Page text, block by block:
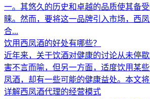
一。其悠久的历史和卓越的品质使其备
睐。然而，要将这一品牌引入市场，西
合...
饮用西凤酒的好处有哪些？
近年来，关于饮酒对健康的讨论从未停
害不言而喻，但另一方面，适度饮用某
凤酒，却有一些可能的健康益处。本文
详解西凤酒代理的经营模式